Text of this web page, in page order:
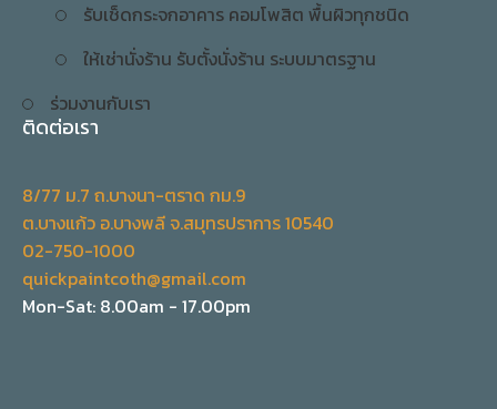
รับเช็ดกระจกอาคาร คอมโพสิต พื้นผิวทุกชนิด
ให้เช่านั่งร้าน รับตั้งนั่งร้าน ระบบมาตรฐาน
ร่วมงานกับเรา
ติดต่อเรา
8/77 ม.7 ถ.บางนา-ตราด กม.9
ต.บางแก้ว อ.บางพลี จ.สมุทรปราการ 10540
02-750-1000
quickpaintcoth@gmail.com
Mon-Sat: 8.00am - 17.00pm